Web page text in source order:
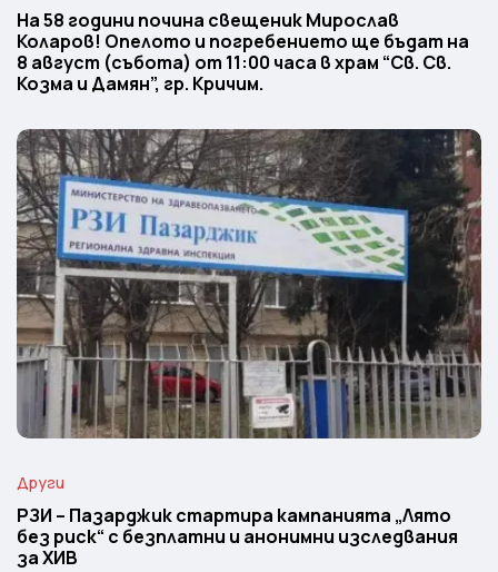
На 58 години почина свещеник Мирослав
Коларов! Опелото и погребението ще бъдат на
8 август (събота) от 11:00 часа в храм “Св. Св.
Козма и Дамян”, гр. Кричим.
Други
РЗИ – Пазарджик стартира кампанията „Лято
без риск“ с безплатни и анонимни изследвания
за ХИВ